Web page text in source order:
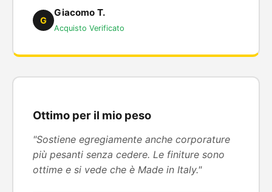
G
Giacomo T.
Acquisto Verificato
Ottimo per il mio peso
"Sostiene egregiamente anche corporature
più pesanti senza cedere. Le finiture sono
ottime e si vede che è Made in Italy."